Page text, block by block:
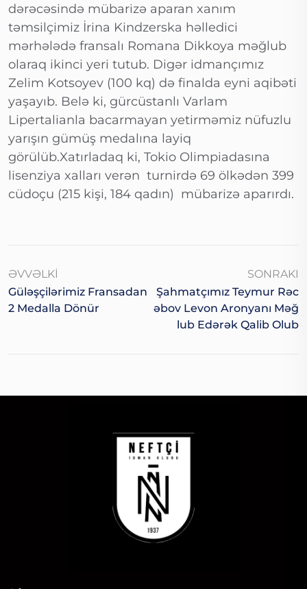
dərəcəsində mübarizə aparan xanım
təmsilçimiz İrina Kindzerska həlledici
mərhələdə fransalı Romana Dikkoya məğlub
olaraq ikinci yeri tutub. Digər idmançımız
Zelim Kotsoyev (100 kq) də finalda eyni aqibəti
yaşayıb. Belə ki, gürcüstanlı Varlam
Lipertalianla bacarmayan yetirməmiz nüfuzlu
yarışın gümüş medalına layiq
görülüb.Xatırladaq ki, Tokio Olimpiadasına
lisenziya xalları verən turnirdə 69 ölkədən 399
cüdoçu (215 kişi, 184 qadın) mübarizə aparırdı.
ƏVVƏLKI
Güləşçilərimiz Fransadan
2 Medalla Dönür
SONRAKI
Şahmatçımız Teymur Rəc
Əbov Levon Aronyanı Məğ
Lub Edərək Qalib Olub